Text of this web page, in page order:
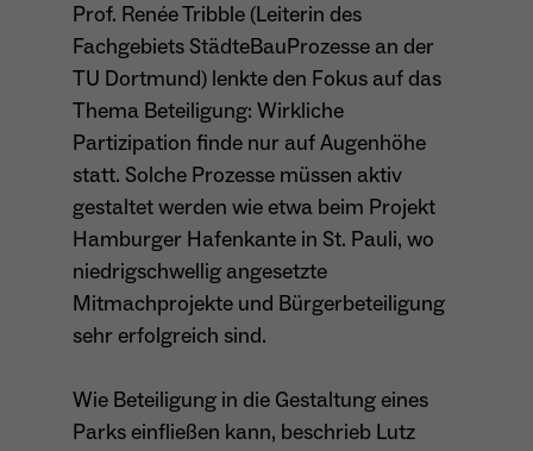
Zweck
- Wiedererkennung von Nutzern zwischen
Werbung - Messung von Conversions aus
Facebook-/Instagram-Werbung
Prof. Renée Tribble (Leiterin des
Fachgebiets StädteBauProzesse an der
TU Dortmund) lenkte den Fokus auf das
Thema Beteiligung: Wirkliche
Partizipation finde nur auf Augenhöhe
statt. Solche Prozesse müssen aktiv
gestaltet werden wie etwa beim Projekt
Hamburger Hafenkante in St. Pauli, wo
niedrigschwellig angesetzte
Mitmachprojekte und Bürgerbeteiligung
sehr erfolgreich sind.
Wie Beteiligung in die Gestaltung eines
Parks einfließen kann, beschrieb Lutz